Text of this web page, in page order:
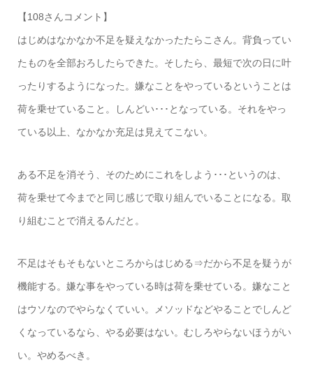
【108さんコメント】
はじめはなかなか不足を疑えなかったたらこさん。背負ってい
たものを全部おろしたらできた。そしたら、最短で次の日に叶
ったりするようになった。嫌なことをやっているということは
荷を乗せていること。しんどい･･･となっている。それをやっ
ている以上、なかなか充足は見えてこない。
ある不足を消そう、そのためにこれをしよう･･･というのは、
荷を乗せて今までと同じ感じで取り組んでいることになる。取
り組むことで消えるんだと。
不足はそもそもないところからはじめる⇒だから不足を疑うが
機能する。嫌な事をやっている時は荷を乗せている。嫌なこと
はウソなのでやらなくていい。メソッドなどやることでしんど
くなっているなら、やる必要はない。むしろやらないほうがい
い。やめるべき。